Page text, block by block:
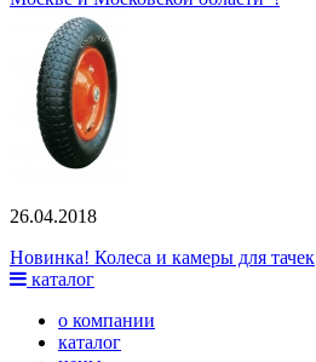
26.04.2018
Новинка! Колеса и камеры для тачек
каталог
о компании
каталог